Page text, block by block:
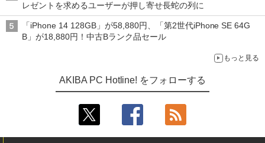
レゼントを求めるユーザーが押し寄せ長蛇の列に
「iPhone 14 128GB」が58,880円、「第2世代iPhone SE 64G
B」が18,880円！中古Bランク品セール
もっと見る
AKIBA PC Hotline! をフォローする